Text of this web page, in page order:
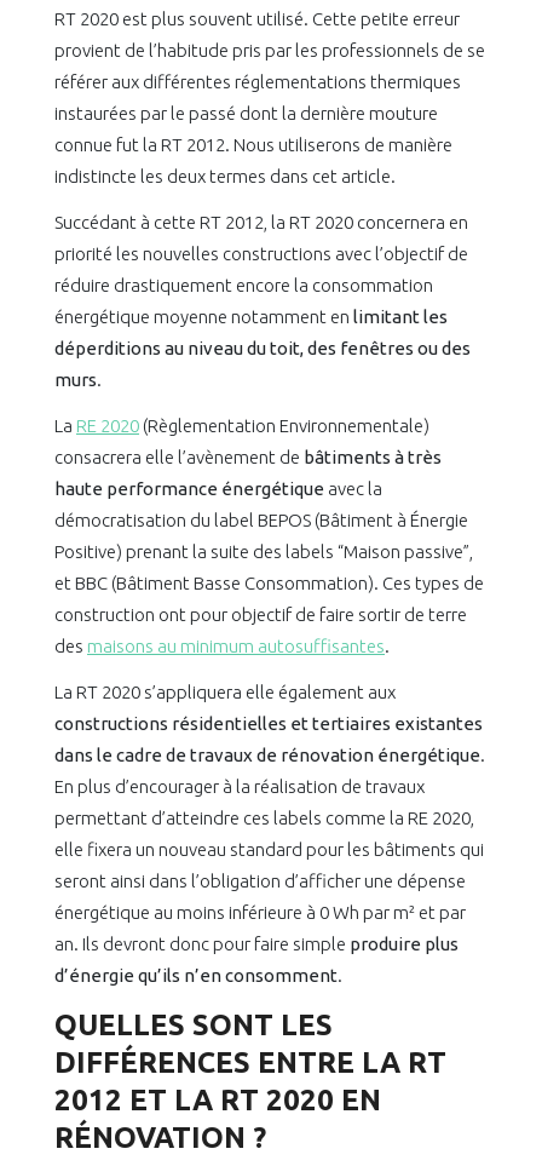
RT 2020 est plus souvent utilisé. Cette petite erreur
provient de l’habitude pris par les professionnels de se
référer aux différentes réglementations thermiques
instaurées par le passé dont la dernière mouture
connue fut la RT 2012. Nous utiliserons de manière
indistincte les deux termes dans cet article.
Succédant à cette RT 2012, la RT 2020 concernera en
priorité les nouvelles constructions avec l’objectif de
réduire drastiquement encore la consommation
énergétique moyenne notamment en limitant les
déperditions au niveau du toit, des fenêtres ou des
murs.
La RE 2020 (Règlementation Environnementale)
consacrera elle l’avènement de bâtiments à très
haute performance énergétique avec la
démocratisation du label BEPOS (Bâtiment à Énergie
Positive) prenant la suite des labels “Maison passive”,
et BBC (Bâtiment Basse Consommation). Ces types de
construction ont pour objectif de faire sortir de terre
des maisons au minimum autosuffisantes.
La RT 2020 s’appliquera elle également aux
constructions résidentielles et tertiaires existantes
dans le cadre de travaux de rénovation énergétique.
En plus d’encourager à la réalisation de travaux
permettant d’atteindre ces labels comme la RE 2020,
elle fixera un nouveau standard pour les bâtiments qui
seront ainsi dans l’obligation d’afficher une dépense
énergétique au moins inférieure à 0 Wh par m² et par
an. Ils devront donc pour faire simple produire plus
d’énergie qu’ils n’en consomment.
QUELLES SONT LES
DIFFÉRENCES ENTRE LA RT
2012 ET LA RT 2020 EN
RÉNOVATION ?